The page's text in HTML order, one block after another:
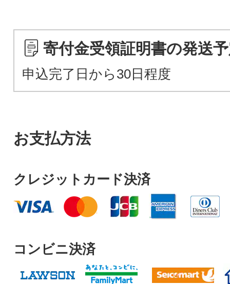
寄付金受領証明書の発送
申込完了日から30日程度
お支払方法
クレジットカード決済
コンビニ決済